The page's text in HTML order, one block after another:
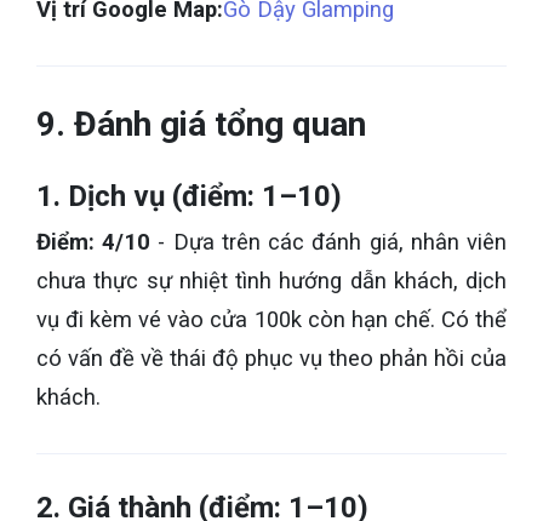
Vị trí Google Map:Gò Dậy Glamping
9. Đánh giá tổng quan
1. Dịch vụ (điểm: 1–10)
Điểm: 4/10 - Dựa trên các đánh giá, nhân viên
chưa thực sự nhiệt tình hướng dẫn khách, dịch
vụ đi kèm vé vào cửa 100k còn hạn chế. Có thể
có vấn đề về thái độ phục vụ theo phản hồi của
khách.
2. Giá thành (điểm: 1–10)